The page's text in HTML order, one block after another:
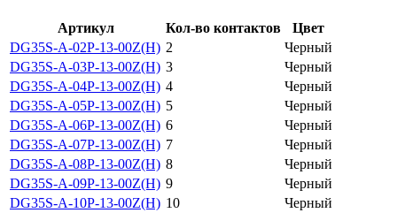
Артикул Кол-во контактов
Цвет
DG35S-A-02P-13-00Z(H) 2
Черный
DG35S-A-03P-13-00Z(H) 3
Черный
DG35S-A-04P-13-00Z(H) 4
Черный
DG35S-A-05P-13-00Z(H) 5
Черный
DG35S-A-06P-13-00Z(H) 6
Черный
DG35S-A-07P-13-00Z(H) 7
Черный
DG35S-A-08P-13-00Z(H) 8
Черный
DG35S-A-09P-13-00Z(H) 9
Черный
DG35S-A-10P-13-00Z(H) 10
Черный